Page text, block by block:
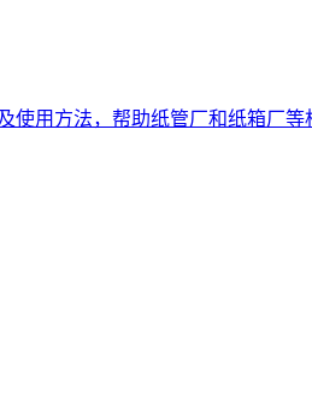
用方法，帮助纸管厂和纸箱厂等